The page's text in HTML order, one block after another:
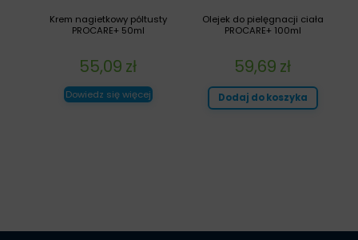
Olejek do pielęgnacji ciała
PROCARE+ 100ml
59,69 zł
Dodaj do koszyka
Krem nagietkowy póltusty
PROCARE+ 50ml
55,09 zł
Dowiedz się więcej